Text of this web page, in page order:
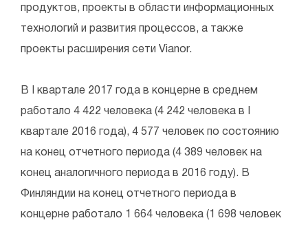
продуктов, проекты в области информационных
технологий и развития процессов, а также
проекты расширения сети Vianor.
В I квартале 2017 года в концерне в среднем
работало 4 422 человека (4 242 человека в I
квартале 2016 года), 4 577 человек по состоянию
на конец отчетного периода (4 389 человек на
конец аналогичного периода в 2016 году). В
Финляндии на конец отчетного периода в
концерне работало 1 664 человека (1 698 человек